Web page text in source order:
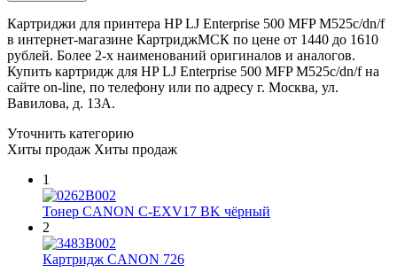
Картриджи для принтера HP LJ Enterprise 500 MFP M525c/dn/f
в интернет-магазине КартриджМСК по цене от 1440 до 1610
рублей. Более 2-х наименований оригиналов и аналогов.
Купить картридж для HP LJ Enterprise 500 MFP M525c/dn/f на
сайте on-line, по телефону или по адресу г. Москва, ул.
Вавилова, д. 13А.
Уточнить категорию
Хиты продаж Хиты продаж
1
Тонер CANON C-EXV17 BK чёрный
2
Картридж CANON 726